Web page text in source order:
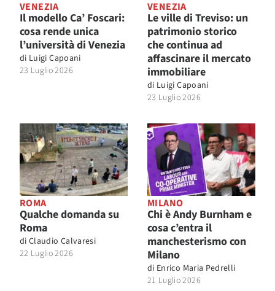
VENEZIA
Il modello Ca’ Foscari:
cosa rende unica
l’università di Venezia
di Luigi Capoani
23 Luglio 2026
VENEZIA
Le ville di Treviso: un
patrimonio storico
che continua ad
affascinare il mercato
immobiliare
di Luigi Capoani
23 Luglio 2026
ROMA
Qualche domanda su
Roma
di Claudio Calvaresi
22 Luglio 2026
MILANO
Chi è Andy Burnham e
cosa c’entra il
manchesterismo con
Milano
di Enrico Maria Pedrelli
21 Luglio 2026